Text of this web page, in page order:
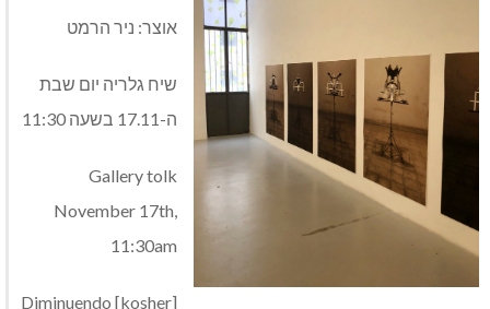
אוצר: ניר הרמט
שיח גלריה יום שבת
ה-17.11 בשעה 11:30
Gallery tolk
November 17th,
11:30am
Diminuendo [kosher]